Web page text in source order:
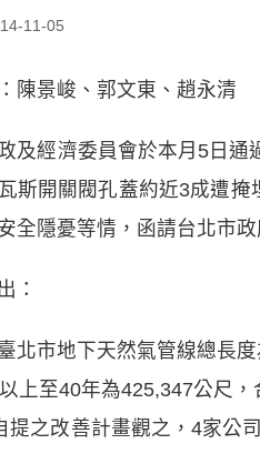
11-05
陳景峻、郭文東、趙永清
及經濟委員會於本月5日
斯開關閥孔蓋約近3成遭
全隱憂等情，函請台北市
：
北市地下天然氣管線總長
上至40年為425,347公尺
提之改善計畫觀之，4家公